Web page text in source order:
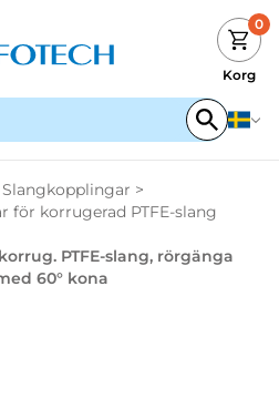
0
Korg
Slangkopplingar >
för korrugerad PTFE-slang
PTFE-slang, rörgänga
60° kona